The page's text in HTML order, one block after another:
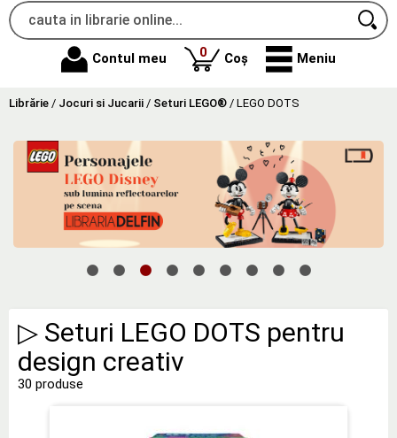
Contul meu 0produse
Coș Meniu
Librărie / Jocuri si Jucarii / Seturi LEGO® / LEGO DOTS
▷ Seturi LEGO DOTS pentru
design creativ
30 produse